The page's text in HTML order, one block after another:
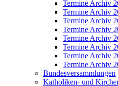
Termine Archiv
Termine Archiv
Termine Archiv
Termine Archiv
Termine Archiv
Termine Archiv
Termine Archiv
Termine Archiv
Bundesversammlungen
Katholiken- und